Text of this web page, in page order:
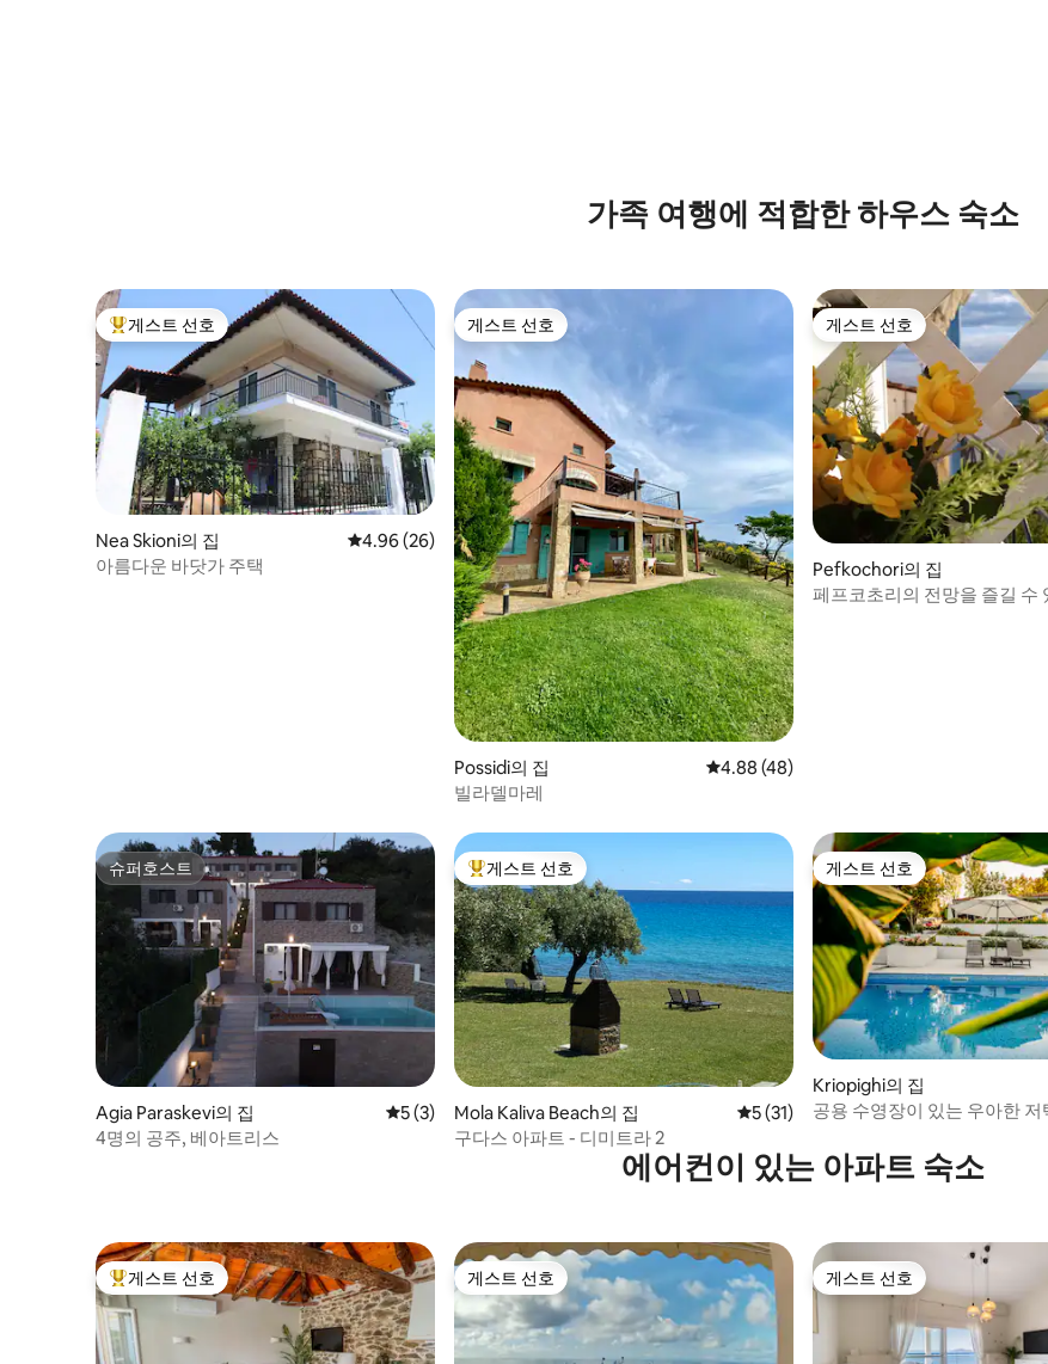
가족 여행에 적합한 하우스 숙소
상위 게스트 선호
게스트 선호
Nea Skioni의 집 평점 4.96점(5점 만점), 후기 26개
4.96 (26)
아름다운 바닷가 주택
게스트 선호
게스트 선호
Possidi의 집 평점 4.88점(5점 만점), 후기 48개
4.88 (48)
빌라델마레
게스트 선호
게스트 선호
Pefkochori의 집
페프코초리의 전망을 즐길 수
슈퍼호스트
슈퍼호스트
Agia Paraskevi의 집 평점 5점(5점 만점), 후기 3개
5 (3)
4명의 공주, 베아트리스
상위 게스트 선호
게스트 선호
Mola Kaliva Beach의 집 평점 5점(5점 만점), 후기 31개
5 (31)
구다스 아파트 - 디미트라 2
게스트 선호
게스트 선호
Kriopighi의 집
공용 수영장이 있는 우아한 저
에어컨이 있는 아파트 숙소
상위 게스트 선호
게스트 선호 게스트 선호
게스트 선호 게스트 선호
게스트 선호